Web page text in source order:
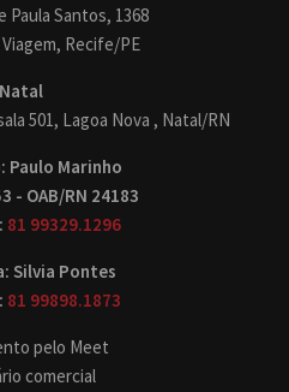
Paula Santos, 1368
Viagem, Recife/PE
Natal
501, Lagoa Nova , Natal/RN
Paulo Marinho
- OAB/RN 24183
81 99329.1296
Silvia Pontes
81 99898.1873
pelo Meet
comercial